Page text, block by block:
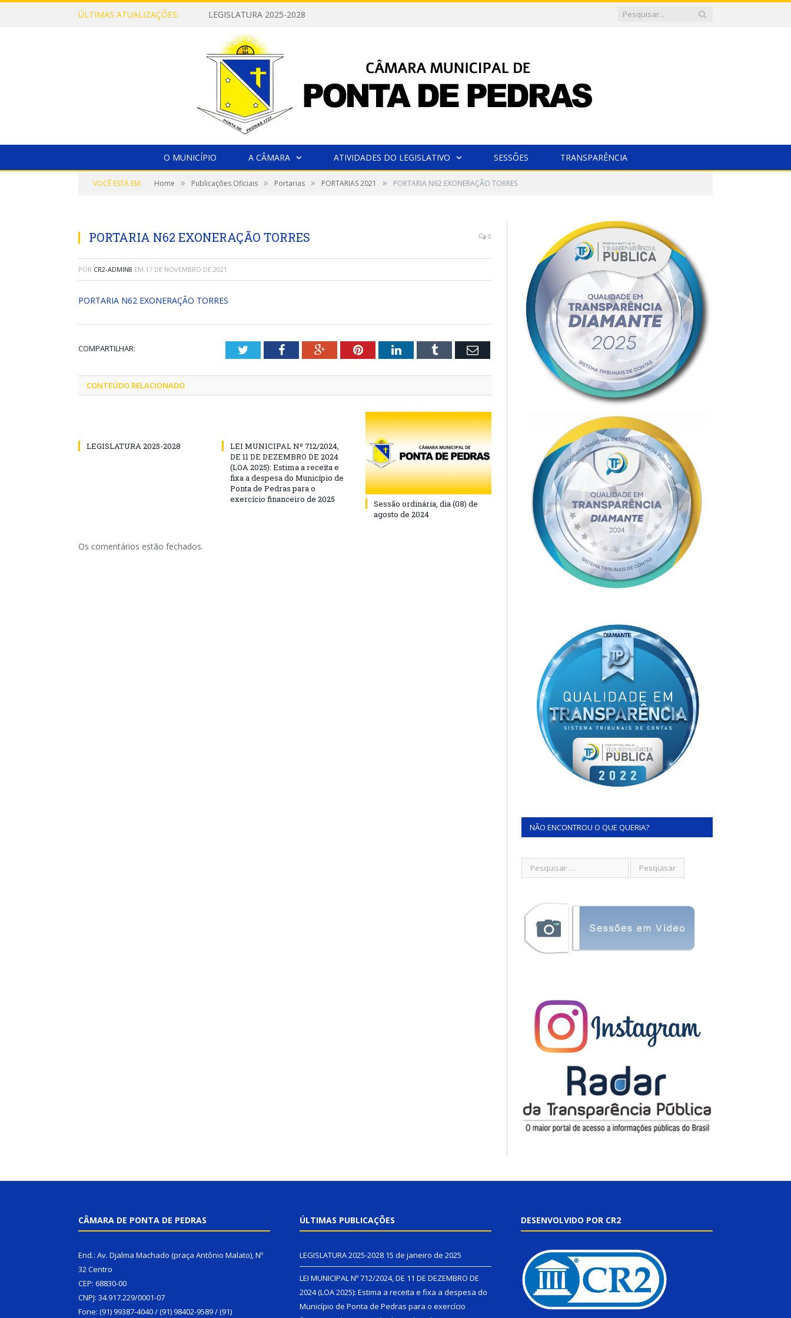
ÚLTIMAS ATUALIZAÇÕES: LEGISLATURA 2025-2028
O MUNICÍPIO A CÂMARA ATIVIDADES DO LEGISLATIVO SESSÕES TRANSPARÊNCIA
VOCÊ ESTÁ EM: Home » Publicações Oficiais » Portarias » PORTARIAS 2021 » PORTARIA N62 EXONERAÇÃO TORRES
PORTARIA N62 EXONERAÇÃO TORRES 0
POR CR2-ADMIN8 EM 17 DE NOVEMBRO DE 2021
PORTARIA N62 EXONERAÇÃO TORRES
COMPARTILHAR: TwitterFacebookGoogle+PinterestLinkedInTumblr Email
CONTEÚDO RELACIONADO
LEGISLATURA 2025-2028
LEI MUNICIPAL Nº 712/2024,
DE 11 DE DEZEMBRO DE 2024
(LOA 2025): Estima a receita e
fixa a despesa do Município de
Ponta de Pedras para o
exercício financeiro de 2025
Sessão ordinária, dia (08) de
agosto de 2024
Os comentários estão fechados.
NÃO ENCONTROU O QUE QUERIA?
CÂMARA DE PONTA DE PEDRAS
End.: Av. Djalma Machado (praça Antônio Malato), Nº
32 Centro
CEP: 68830-00
CNPJ: 34.917.229/0001-07
Fone: (91) 99387-4040 / (91) 98402-9589 / (91)
ÚLTIMAS PUBLICAÇÕES
LEGISLATURA 2025-2028 15 de janeiro de 2025
LEI MUNICIPAL Nº 712/2024, DE 11 DE DEZEMBRO DE
2024 (LOA 2025): Estima a receita e fixa a despesa do
Município de Ponta de Pedras para o exercício
DESENVOLVIDO POR CR2